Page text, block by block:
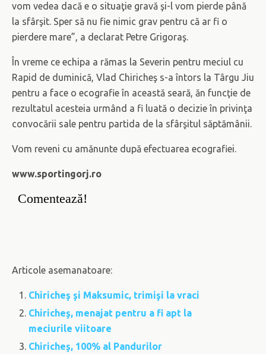
vom vedea dacă e o situaţie gravă şi-l vom pierde până
la sfârşit. Sper să nu fie nimic grav pentru că ar fi o
pierdere mare”, a declarat Petre Grigoraş.
În vreme ce echipa a rămas la Severin pentru meciul cu
Rapid de duminică, Vlad Chiricheş s-a întors la Târgu Jiu
pentru a face o ecografie în această seară, ăn funcţie de
rezultatul acesteia urmând a fi luată o decizie în privinţa
convocării sale pentru partida de la sfârşitul săptămânii.
Vom reveni cu amănunte după efectuarea ecografiei.
www.sportingorj.ro
Comentează!
Articole asemanatoare:
Chiricheş şi Maksumic, trimişi la vraci
Chiricheş, menajat pentru a fi apt la
meciurile viitoare
Chiricheş, 100% al Pandurilor